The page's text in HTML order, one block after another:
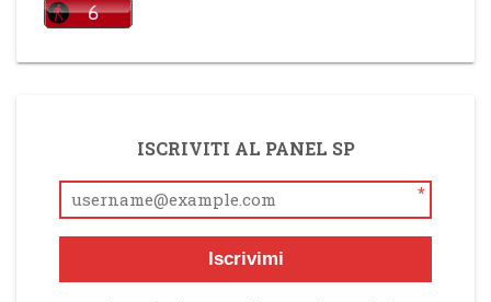
ISCRIVITI AL PANEL SP
*
Iscrivimi